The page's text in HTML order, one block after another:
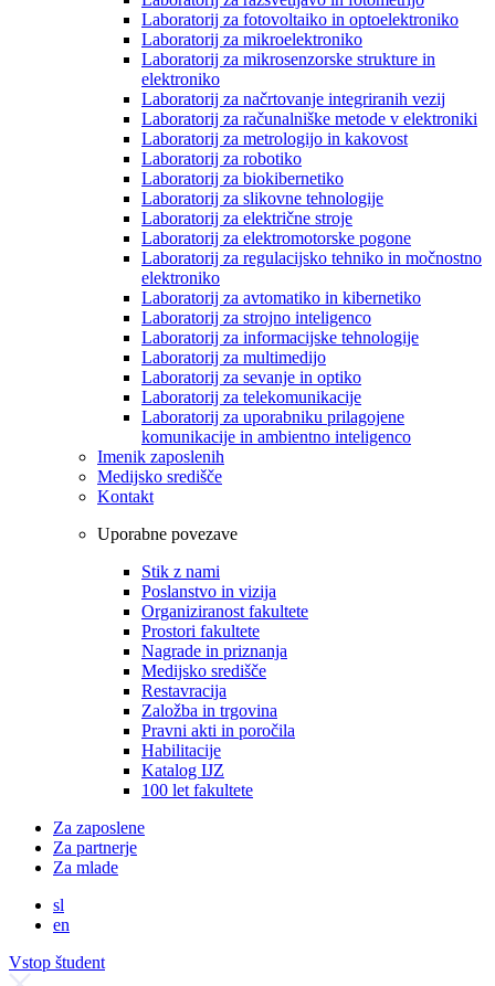
Laboratorij za fotovoltaiko in optoelektroniko
Laboratorij za mikroelektroniko
Laboratorij za mikrosenzorske strukture in
elektroniko
Laboratorij za načrtovanje integriranih vezij
Laboratorij za računalniške metode v elektroniki
Laboratorij za metrologijo in kakovost
Laboratorij za robotiko
Laboratorij za biokibernetiko
Laboratorij za slikovne tehnologije
Laboratorij za električne stroje
Laboratorij za elektromotorske pogone
Laboratorij za regulacijsko tehniko in močnostno
elektroniko
Laboratorij za avtomatiko in kibernetiko
Laboratorij za strojno inteligenco
Laboratorij za informacijske tehnologije
Laboratorij za multimedijo
Laboratorij za sevanje in optiko
Laboratorij za telekomunikacije
Laboratorij za uporabniku prilagojene
komunikacije in ambientno inteligenco
Imenik zaposlenih
Medijsko središče
Kontakt
Uporabne povezave
Stik z nami
Poslanstvo in vizija
Organiziranost fakultete
Prostori fakultete
Nagrade in priznanja
Medijsko središče
Restavracija
Založba in trgovina
Pravni akti in poročila
Habilitacije
Katalog IJZ
100 let fakultete
Za zaposlene
Za partnerje
Za mlade
sl
en
Vstop študent